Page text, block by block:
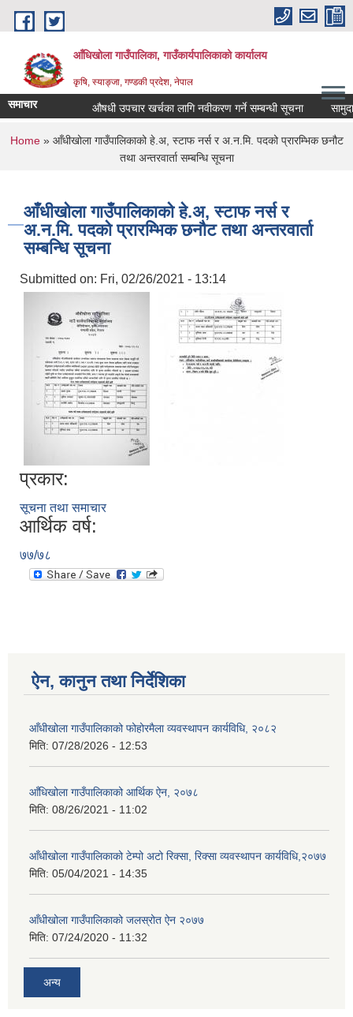
Skip to main content
आँधिखोला गाउँपालिका, गाउँकार्यपालिकाको कार्यालय
कृषि, स्याङ्जा, गण्डकी प्रदेश, नेपाल
समाचार औषधी उपचार खर्चका लागि नवीकरण गर्ने सम्बन्धी सूचना
You are here
Home» आँधीखोला गाउँपालिकाको हे.अ, स्टाफ नर्स र अ.न.मि. पदको प्रारम्भिक छनौट
तथा अन्तरवार्ता सम्बन्धि सूचना
आँधीखोला गाउँपालिकाको हे.अ, स्टाफ नर्स र
अ.न.मि. पदको प्रारम्भिक छनौट तथा अन्तरवार्ता
सम्बन्धि सूचना
Submitted on: Fri, 02/26/2021 - 13:14
प्रकार:
सूचना तथा समाचार
आर्थिक वर्ष:
७७/७८
ऐन, कानुन तथा निर्देशिका
आँधीखोला गाउँपालिकाको फोहोरमैला व्यवस्थापन कार्यविधि, २०८२
मिति: 07/28/2026 - 12:53
आँधिखोला गाउँपालिकाको आर्थिक ऐन, २०७८
मिति: 08/26/2021 - 11:02
आँधीखोला गाउँपालिकाको टेम्पो अटो रिक्सा, रिक्सा व्यवस्थापन कार्यविधि,२०७७
मिति: 05/04/2021 - 14:35
आँधीखोला गाउँपालिकाको जलस्रोत ऐन २०७७
मिति: 07/24/2020 - 11:32
अन्य